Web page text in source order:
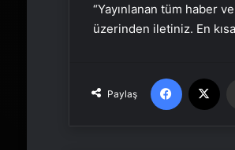
“Yayınlanan tüm haber
üzerinden iletiniz. En
Paylaş
Facebook